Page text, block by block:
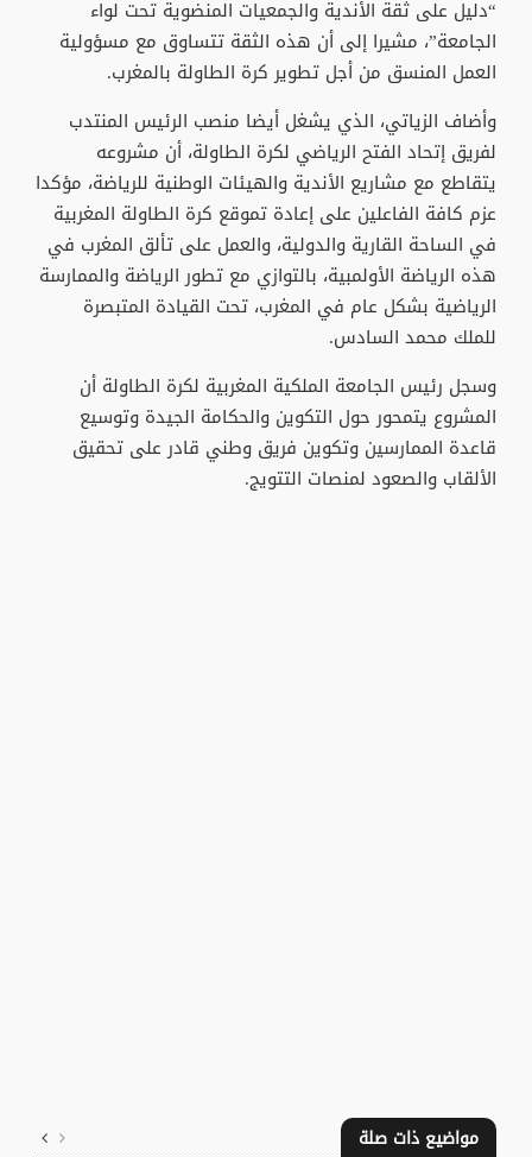
“دليل على ثقة الأندية والجمعيات المنضوية تحت لواء
الجامعة”، مشيرا إلى أن هذه الثقة تتساوق مع مسؤولية
العمل المنسق من أجل تطوير كرة الطاولة بالمغرب.
وأضاف الزياتي، الذي يشغل أيضا منصب الرئيس المنتدب
لفريق إتحاد الفتح الرياضي لكرة الطاولة، أن مشروعه
يتقاطع مع مشاريع الأندية والهيئات الوطنية للرياضة، مؤكدا
عزم كافة الفاعلين على إعادة تموقع كرة الطاولة المغربية
في الساحة القارية والدولية، والعمل على تألق المغرب في
هذه الرياضة الأولمبية، بالتوازي مع تطور الرياضة والممارسة
الرياضية بشكل عام في المغرب، تحت القيادة المتبصرة
للملك محمد السادس.
وسجل رئيس الجامعة الملكية المغربية لكرة الطاولة أن
المشروع يتمحور حول التكوين والحكامة الجيدة وتوسيع
قاعدة الممارسين وتكوين فريق وطني قادر على تحقيق
الألقاب والصعود لمنصات التتويج.
مواضيع ذات صلة